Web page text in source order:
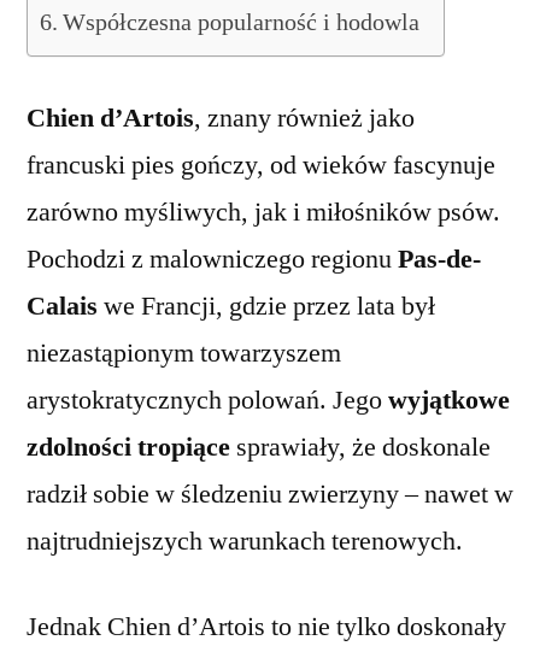
Współczesna popularność i hodowla
Chien d’Artois, znany również jako
francuski pies gończy, od wieków fascynuje
zarówno myśliwych, jak i miłośników psów.
Pochodzi z malowniczego regionuPas-de-
Calais we Francji, gdzie przez lata był
niezastąpionym towarzyszem
arystokratycznych polowań. Jegowyjątkowe
zdolności tropiące sprawiały, że doskonale
radził sobie w śledzeniu zwierzyny – nawet w
najtrudniejszych warunkach terenowych.
Jednak Chien d’Artois to nie tylko doskonały